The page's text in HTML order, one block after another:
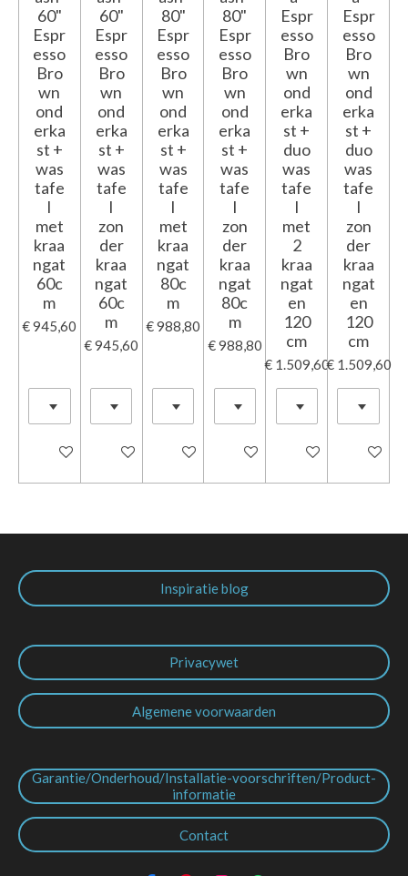
60"
Espr
esso
Bro
wn
ond
erka
st +
was
tafe
l
met
kraa
ngat
60c
m
€ 945,60
In winkelwagen
60"
Espr
esso
Bro
wn
ond
erka
st +
was
tafe
l
zon
der
kraa
ngat
60c
m
€ 945,60
In winkelwagen
80"
Espr
esso
Bro
wn
ond
erka
st +
was
tafe
l
met
kraa
ngat
80c
m
€ 988,80
In winkelwagen
80"
Espr
esso
Bro
wn
ond
erka
st +
was
tafe
l
zon
der
kraa
ngat
80c
m
€ 988,80
In winkelwagen
Espr
esso
Bro
wn
ond
erka
st +
duo
was
tafe
l
met
2
kraa
ngat
en
120
cm
€ 1.509,60
In winkelwagen
Espr
esso
Bro
wn
ond
erka
st +
duo
was
tafe
l
zon
der
kraa
ngat
en
120
cm
€ 1.509,60
In
Inspiratie blog
Privacywet
Algemene voorwaarden
Garantie/Onderhoud/Installatie-voorschriften/Product-
informatie
Contact